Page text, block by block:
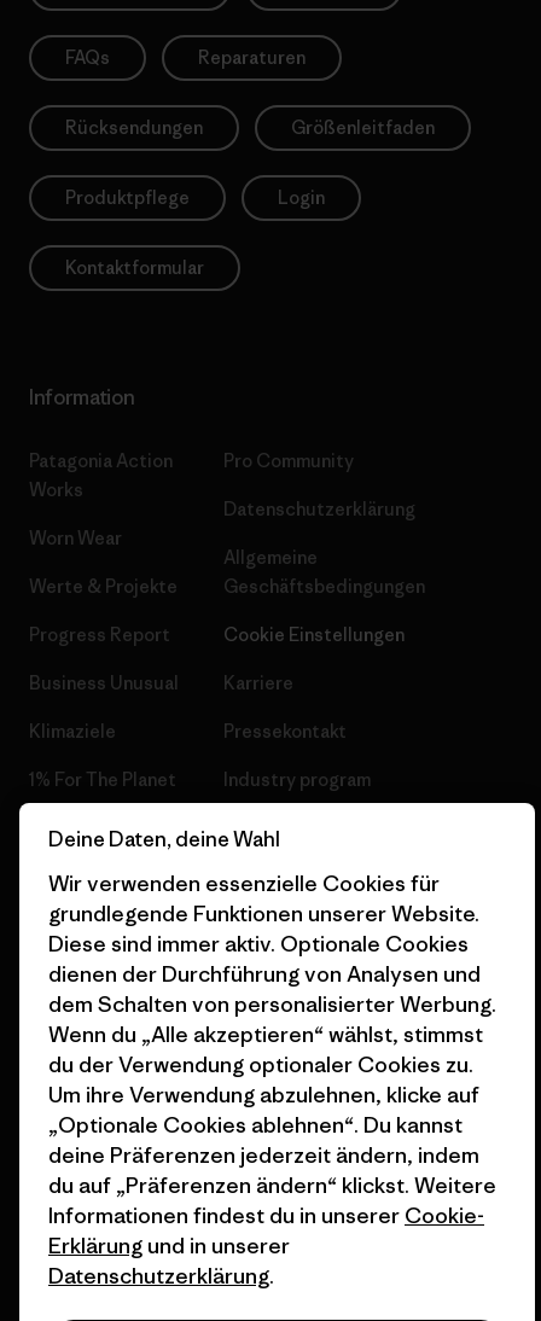
FAQs Reparaturen
Rücksendungen Größenleitfaden
Produktpflege Login
Kontaktformular
Information
Patagonia Action
Works
Worn Wear
Werte & Projekte
Progress Report
Business Unusual
Klimaziele
1% For The Planet
Wie wir finanzieren
Geschenkgutscheine
Stores in deiner Nähe
Pro Community
Datenschutzerklärung
Allgemeine
Geschäftsbedingungen
Cookie Einstellungen
Karriere
Pressekontakt
Industry program
Affiliate-Programm
Patagonia Schweiz
Seitenverzeichnis
© 2026 Patagonia, Inc. All Rights Reserved.
Deutsch
Deine Daten, deine Wahl
Wir verwenden essenzielle Cookies für
grundlegende Funktionen unserer Website.
Diese sind immer aktiv. Optionale Cookies
dienen der Durchführung von Analysen und
dem Schalten von personalisierter Werbung.
Wenn du „Alle akzeptieren“ wählst, stimmst
du der Verwendung optionaler Cookies zu.
Um ihre Verwendung abzulehnen, klicke auf
„Optionale Cookies ablehnen“. Du kannst
deine Präferenzen jederzeit ändern, indem
du auf „Präferenzen ändern“ klickst. Weitere
Informationen findest du in unserer Cookie-
Erklärung und in unserer
Datenschutzerklärung.